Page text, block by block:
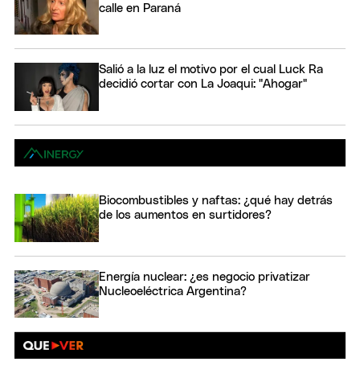
calle en Paraná
Salió a la luz el motivo por el cual Luck Ra
decidió cortar con La Joaqui: "Ahogar"
Biocombustibles y naftas: ¿qué hay detrás
de los aumentos en surtidores?
Energía nuclear: ¿es negocio privatizar
Nucleoeléctrica Argentina?